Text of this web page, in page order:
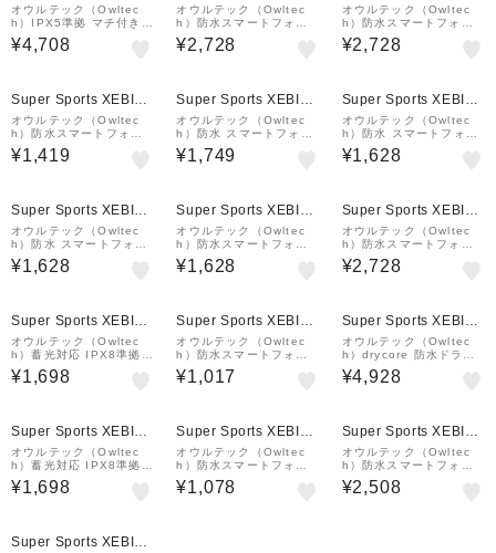
&mall店
オウルテック（Owltec
h）IPX5準拠 マチ付き防
水サコッシュ OWL-WPB
AG12-BE
¥4,708
&mall店
オウルテック（Owltec
h）防水スマートフォン
ケース OWL-WPCSP23
-BK
¥2,728
&mall店
オウルテック（Owltec
h）防水スマートフォン
ケース OWL-WPCSP10
R-WH
¥2,728
Super Sports XEBIO
&mall店
オウルテック（Owltec
h）防水スマートフォン
ケース OWL-WPCSP15
-BK
¥1,419
Super Sports XEBIO
&mall店
オウルテック（Owltec
h）防水 スマートフォン
ケース IPX8 蓄光素材 O
WL-WPCSP11-WH
¥1,749
Super Sports XEBIO
&mall店
オウルテック（Owltec
h）防水 スマートフォン
ケース OWL-WPCSP24
-PL
¥1,628
Super Sports XEBIO
&mall店
オウルテック（Owltec
h）防水 スマートフォン
ケース OWL-WPCSP24
-BL
¥1,628
Super Sports XEBIO
&mall店
オウルテック（Owltec
h）防水スマートフォン
ケース OWL-WPCSP24
-GY
¥1,628
Super Sports XEBIO
&mall店
オウルテック（Owltec
h）防水スマートフォン
ケース OWL-WPCSP10
R-PK
¥2,728
Super Sports XEBIO
&mall店
オウルテック（Owltec
h）蓄光対応 IPX8準拠
防水ケース OWL-WPCS
P11R-BK
¥1,698
Super Sports XEBIO
&mall店
オウルテック（Owltec
h）防水スマートフォン
ケース OWL-WPCSP15
-BK
¥1,017
Super Sports XEBIO
&mall店
オウルテック（Owltec
h）drycore 防水ドライ
バッグ 15L 3Way 2ルー
ムタイプ OWL-WPBAG
¥4,928
Super Sports XEBIO
&mall店
オウルテック（Owltec
h）蓄光対応 IPX8準拠
防水ケース OWL-WPCS
P11R-WH
¥1,698
Super Sports XEBIO
&mall店
オウルテック（Owltec
h）防水スマートフォン
ケース OWL-WPCSP15
-WH
¥1,078
Super Sports XEBIO
&mall店
オウルテック（Owltec
h）防水スマートフォン
ケース OWL-WPCSP25
-BK
¥2,508
Super Sports XEBIO